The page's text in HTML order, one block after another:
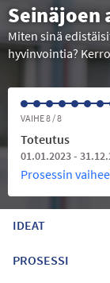
Seinäjoen
Miten sinä
hyvinvointia?
VAIHE 8 / 8
Toteutus
01.01.2023 -
Prosessin
IDEAT
PROSESSI